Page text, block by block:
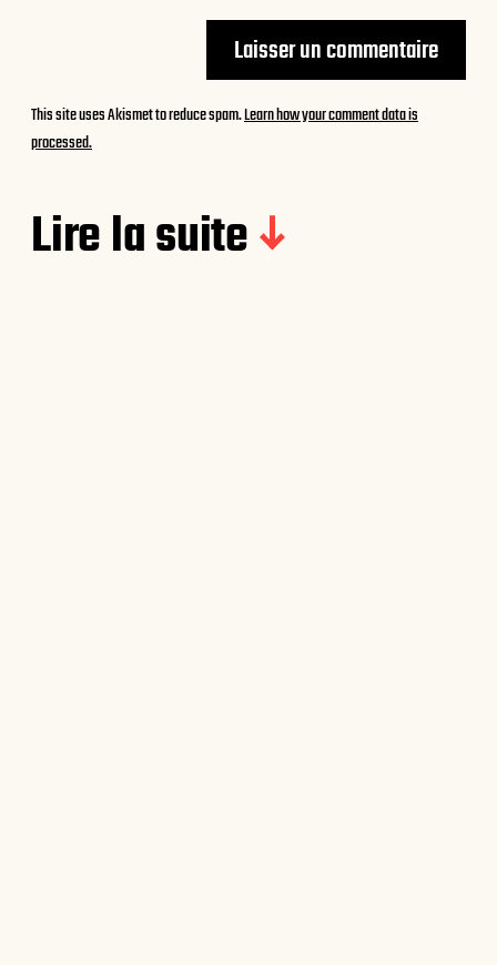
This site uses Akismet to reduce spam.Learn how your comment data is
processed.
Lire la suite